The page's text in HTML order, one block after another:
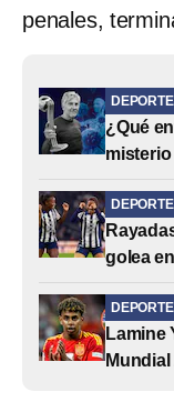
penales,
¿Qué
golea
Lamine
Mundial